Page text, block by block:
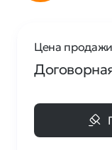
Цена продажи